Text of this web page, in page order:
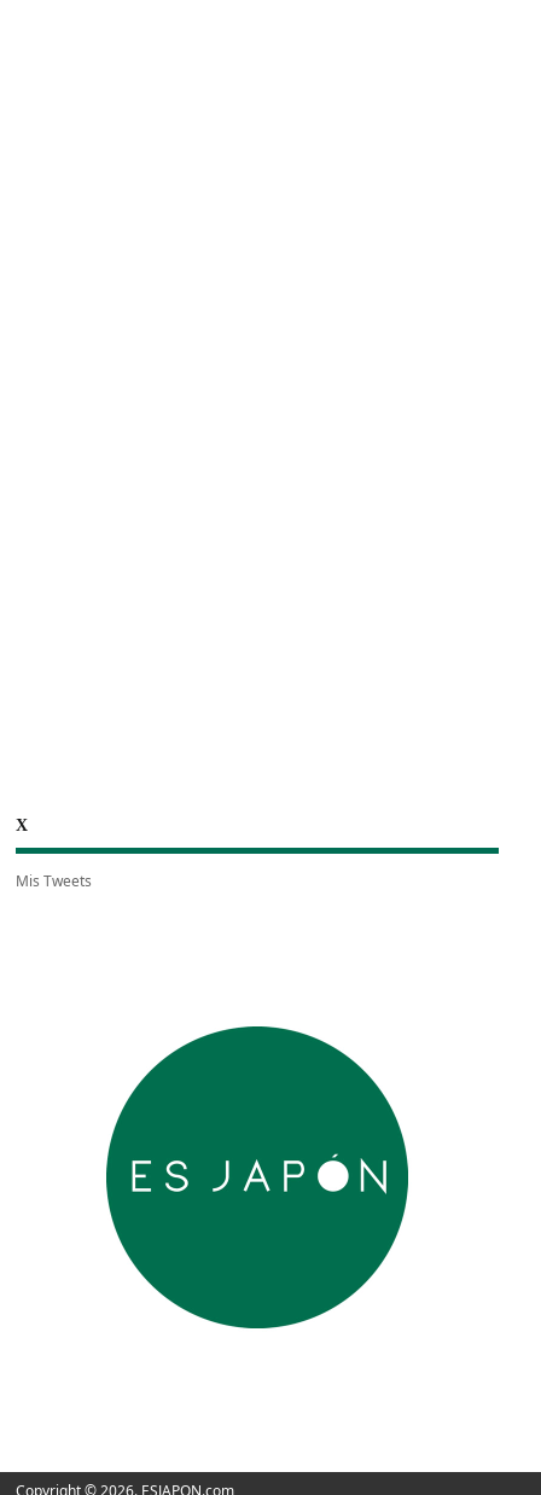
X
Mis Tweets